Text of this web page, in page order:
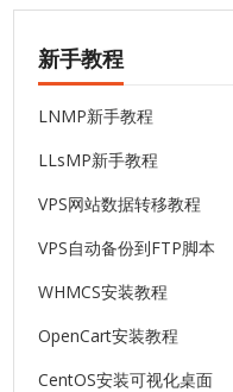
新手教程
LNMP新手教程
LLsMP新手教程
VPS网站数据转移教程
VPS自动备份到FTP脚本
WHMCS安装教程
OpenCart安装教程
CentOS安装可视化桌面